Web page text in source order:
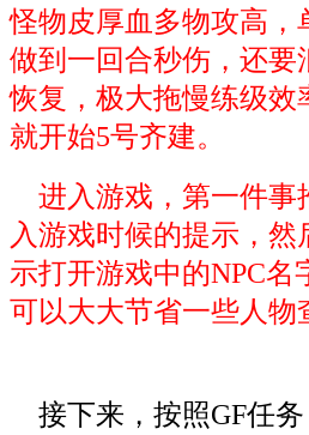
怪物皮厚血多物攻高，
做到一回合秒伤，还要
恢复，极大拖慢练级效
就开始5号齐建。
进入游戏，第一件事
入游戏时候的提示，然
示打开游戏中的NPC名
可以大大节省一些人物
接下来，按照GF任